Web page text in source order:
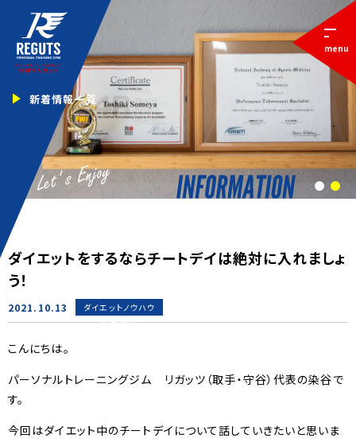
新着情報一覧
1 2
menu
ダイエットをするならチートデイは絶対に入れましょ
う！
2021.10.13
ダイエットノウハウ
新着情報
こんにちは。
パーソナルトレーニングジム リガッツ（取手・守谷）代表の染谷で
す。
今回はダイエット中のチートデイについて話していきたいと思いま